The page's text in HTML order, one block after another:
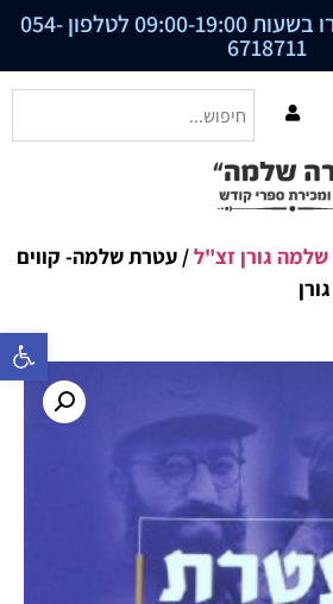
פתח סרגל
19:00 לטלפון 054-
6718711
גורן זצ"ל/ עטרת שלמה- קווים